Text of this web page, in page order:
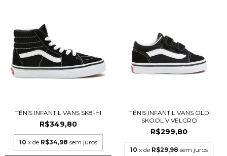
TÊNIS INFANTIL VANS SK8-HI
R$349,80
10 x de R$34,98 sem juros
TÊNIS INFANTIL VANS OLD
SKOOL V VELCRO
R$299,80
10 x de R$29,98 sem juros